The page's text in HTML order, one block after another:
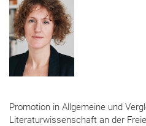
Promotion in Allgemeine und
Literaturwissenschaft an der